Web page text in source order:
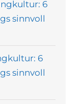
6
sinnvoll
6
sinnvoll